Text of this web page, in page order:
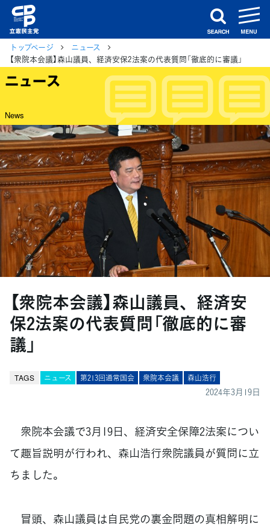
search
トップページ
ニュース
【衆院本会議】森山議員、経済安保2法案の代表質問「徹底的に審議」
ニュース
News
【衆院本会議】森山議員、経済安
保2法案の代表質問「徹底的に審
議」
TAGS ニュース 第213回通常国会 衆院本会議 森山浩行
2024年3月19日
衆院本会議で3月19日、経済安全保障2法案につい
て趣旨説明が行われ、森山浩行衆院議員が質問に立
ちました。
冒頭、森山議員は自民党の裏金問題の真相解明に